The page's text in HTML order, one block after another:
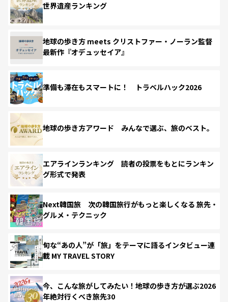
世界遺産ランキング
地球の歩き方 meets クリストファー・ノーラン監督
最新作『オデュッセイア』
準備も滞在もスマートに！ トラベルハック2026
地球の歩き方アワード みんなで選ぶ、旅のベスト。
エアラインランキング 読者の投票をもとにランキン
グ形式で発表
Next韓国旅 次の韓国旅行がもっと楽しくなる 旅先・
グルメ・テクニック
旬な“あの人”が「旅」をテーマに語るインタビュー連
載 MY TRAVEL STORY
今、こんな旅がしてみたい！地球の歩き方が選ぶ2026
年絶対行くべき旅先30